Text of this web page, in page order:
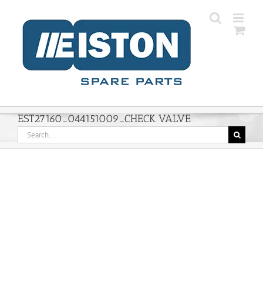
content
EST27160_044151009_CHECK VALVE
Search
for: